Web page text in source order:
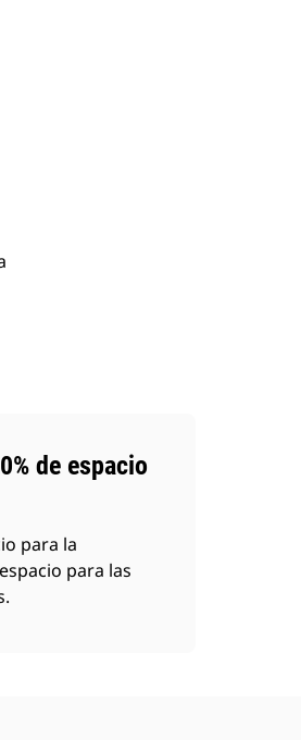
de espacio
para la
para las